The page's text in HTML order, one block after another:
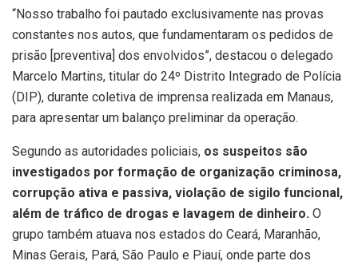
“Nosso trabalho foi pautado exclusivamente nas provas
constantes nos autos, que fundamentaram os pedidos de
prisão [preventiva] dos envolvidos”, destacou o delegado
Marcelo Martins, titular do 24º Distrito Integrado de Polícia
(DIP), durante coletiva de imprensa realizada em Manaus,
para apresentar um balanço preliminar da operação.
Segundo as autoridades policiais, os suspeitos são
investigados por formação de organização criminosa,
corrupção ativa e passiva, violação de sigilo funcional,
além de tráfico de drogas e lavagem de dinheiro. O
grupo também atuava nos estados do Ceará, Maranhão,
Minas Gerais, Pará, São Paulo e Piauí, onde parte dos